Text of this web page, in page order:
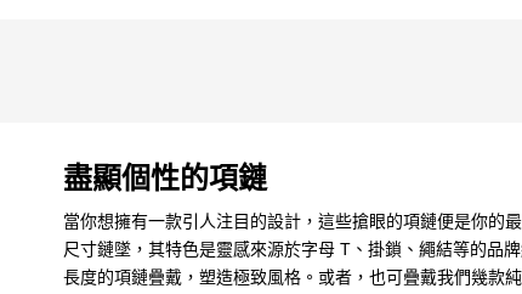
盡顯個性的項鏈
當你想擁有一款引人注目的設計，這些搶眼的項鏈便是你的
尺寸鏈墜，其特色是靈感來源於字母 T、掛鎖、繩結等的品
長度的項鏈疊戴，塑造極致風格。或者，也可疊戴我們幾款